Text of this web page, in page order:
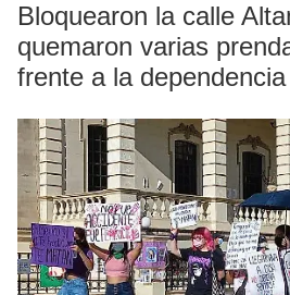
Bloquearon la calle
quemaron varias
frente a la dependencia